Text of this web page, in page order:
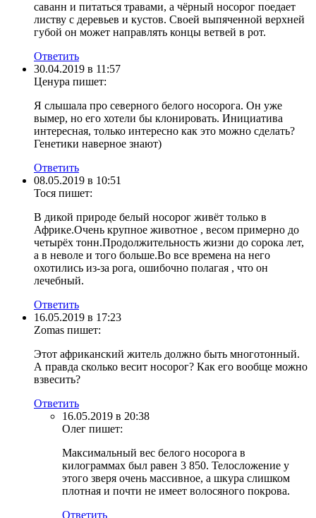
саванн и питаться травами, а чёрный носорог поедает
листву с деревьев и кустов. Своей выпяченной верхней
губой он может направлять концы ветвей в рот.
Ответить
30.04.2019 в 11:57
Ценура пишет:
Я слышала про северного белого носорога. Он уже
вымер, но его хотели бы клонировать. Инициатива
интересная, только интересно как это можно сделать?
Генетики наверное знают)
Ответить
08.05.2019 в 10:51
Тося пишет:
В дикой природе белый носорог живёт только в
Африке.Очень крупное животное , весом примерно до
четырёх тонн.Продолжительность жизни до сорока лет,
а в неволе и того больше.Во все времена на него
охотились из-за рога, ошибочно полагая , что он
лечебный.
Ответить
16.05.2019 в 17:23
Zomas пишет:
Этот африканский житель должно быть многотонный.
А правда сколько весит носорог? Как его вообще можно
взвесить?
Ответить
16.05.2019 в 20:38
Олег пишет:
Максимальный вес белого носорога в
килограммах был равен 3 850. Телосложение у
этого зверя очень массивное, а шкура слишком
плотная и почти не имеет волосяного покрова.
Ответить